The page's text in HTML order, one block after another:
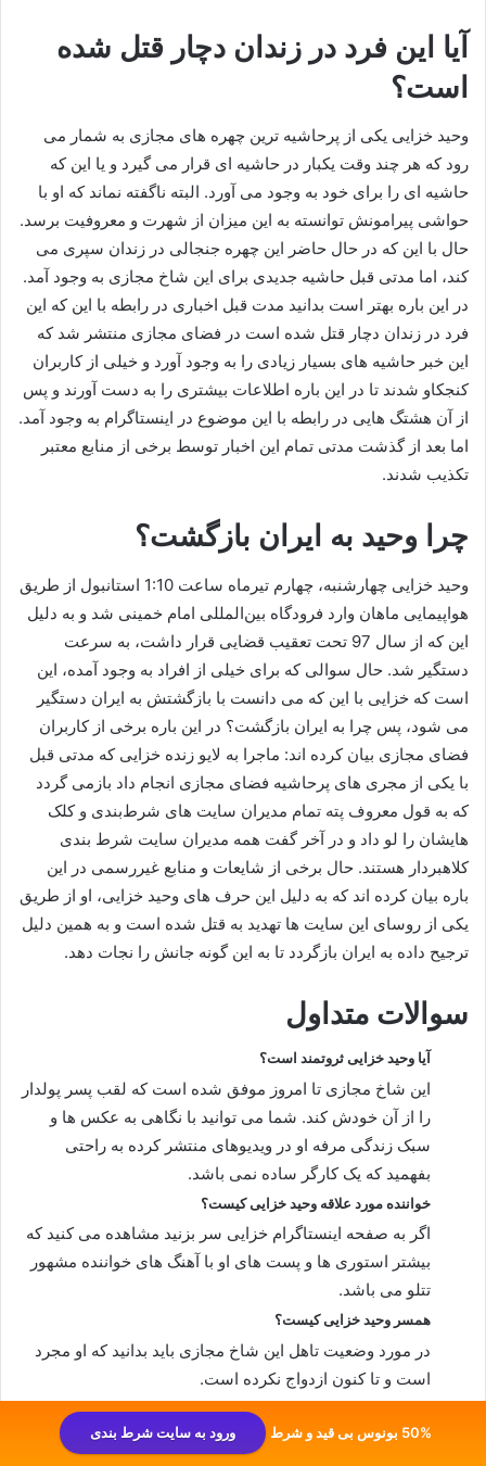
آیا این فرد در زندان دچار قتل شده
است؟
وحید خزایی یکی از پرحاشیه‌ ترین چهره های مجازی به شمار می‌
رود که هر چند وقت یکبار در حاشیه ای قرار می‌ گیرد و یا این که
حاشیه ای را برای خود به وجود می‌ آورد. البته ناگفته نماند که او با
حواشی پیرامونش توانسته به این میزان از شهرت و معروفیت برسد.
حال با این که در حال حاضر این چهره جنجالی در زندان سپری می‌
کند، اما مدتی قبل حاشیه جدیدی برای این شاخ مجازی به وجود آمد.
در این باره بهتر است بدانید مدت قبل اخباری در رابطه با این که این
فرد در زندان دچار قتل شده است در فضای مجازی منتشر شد که
این خبر حاشیه‌ های بسیار زیادی را به وجود آورد و خیلی از کاربران
کنجکاو شدند تا در این باره اطلاعات بیشتری را به دست آورند و پس
از آن هشتگ هایی در رابطه با این موضوع در اینستاگرام به وجود آمد.
اما بعد از گذشت مدتی تمام این اخبار توسط برخی از منابع معتبر
تکذیب شدند.
چرا وحید به ایران بازگشت؟
‌وحید خزایی چهارشنبه، چهارم تیرماه ساعت 1:10 استانبول از طریق
هواپیمایی ماهان وارد فرودگاه بین‌المللی امام خمینی شد و به‌ دلیل
این که از سال 97 تحت تعقیب قضایی قرار داشت، به سرعت
دستگیر شد. حال سوالی که برای خیلی از افراد به وجود آمده، این
است که خزایی با این که می‌ دانست با بازگشتش به ایران دستگیر
می‌ شود، پس چرا به ایران بازگشت؟ در این باره برخی از کاربران
فضای مجازی بیان کرده اند: ماجرا به لایو زنده خزایی که مدتی قبل
با یکی از مجری‌ های پرحاشیه فضای مجازی انجام داد بازمی‌ گردد
که به قول معروف پته تمام مدیران سایت‌ های شرط‌بندی و کلک‌
هایشان را لو داد و در آخر گفت همه‌ مدیران سایت شرط بندی
کلاهبردار هستند. حال برخی از شایعات و منابع غیررسمی در این
باره بیان کرده اند که به دلیل این حرف‌ های وحید خزایی،‌ او از طریق
یکی از روسای این سایت‌ ها تهدید به قتل شده است و به همین دلیل
ترجیح داده به ایران بازگردد تا به این گونه جانش را نجات دهد.
سوالات متداول
آیا وحید خزایی ثروتمند است؟
این شاخ مجازی تا امروز موفق شده است که لقب پسر پولدار
را از آن خودش کند. شما می توانید با نگاهی به عکس ها و
سبک زندگی مرفه او در ویدیوهای منتشر کرده به راحتی
بفهمید که یک کارگر ساده نمی باشد.
خواننده مورد علاقه وحید خزایی کیست؟
اگر به صفحه اینستاگرام خزایی سر بزنید مشاهده می کنید که
بیشتر استوری ها و پست های او با آهنگ های خواننده مشهور
تتلو می باشد.
همسر وحید خزایی کیست؟
در مورد وضعیت تاهل این شاخ مجازی باید بدانید که او مجرد
است و تا کنون ازدواج نکرده است.
همان طور که در این مقاله مطرح کردیم وحید خزایی تحصیل
50% بونوس بی قید و شرط ورود به سایت شرط بندی